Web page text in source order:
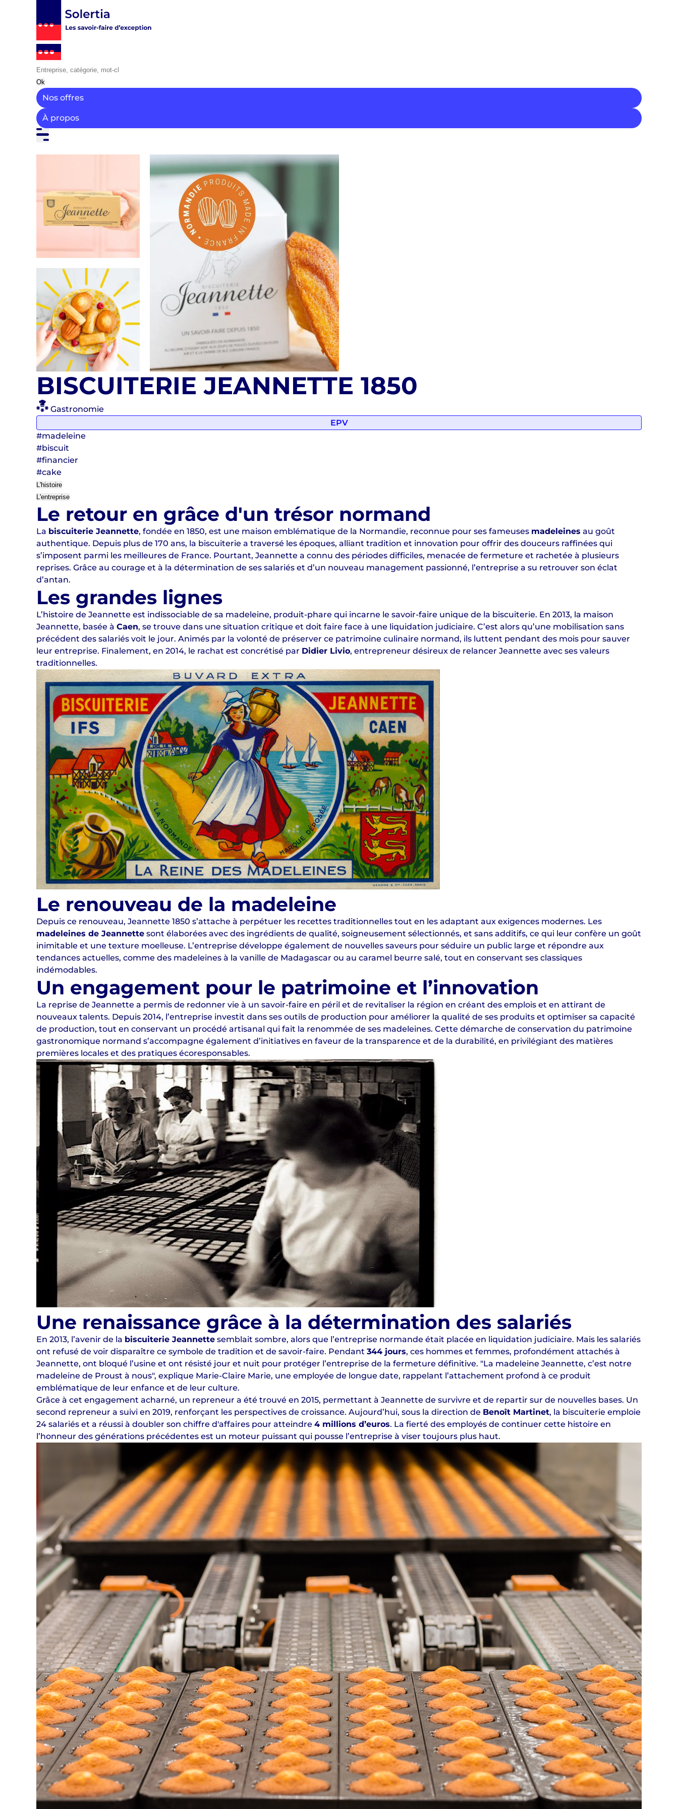
Ok
Nos offres
À propos
BISCUITERIE JEANNETTE 1850
Gastronomie
EPV
#madeleine
#biscuit
#financier
#cake
L'histoire
L'entreprise
Le retour en grâce d'un trésor normand
La biscuiterie Jeannette, fondée en 1850, est une maison emblématique de la Normandie, reconnue pour ses fameuses madeleines au goût
authentique. Depuis plus de 170 ans, la biscuiterie a traversé les époques, alliant tradition et innovation pour offrir des douceurs raffinées qui
s’imposent parmi les meilleures de France. Pourtant, Jeannette a connu des périodes difficiles, menacée de fermeture et rachetée à plusieurs
reprises. Grâce au courage et à la détermination de ses salariés et d’un nouveau management passionné, l’entreprise a su retrouver son éclat
d’antan.
Les grandes lignes
L’histoire de Jeannette est indissociable de sa madeleine, produit-phare qui incarne le savoir-faire unique de la biscuiterie. En 2013, la maison
Jeannette, basée à Caen, se trouve dans une situation critique et doit faire face à une liquidation judiciaire. C’est alors qu’une mobilisation sans
précédent des salariés voit le jour. Animés par la volonté de préserver ce patrimoine culinaire normand, ils luttent pendant des mois pour sauver
leur entreprise. Finalement, en 2014, le rachat est concrétisé par Didier Livio, entrepreneur désireux de relancer Jeannette avec ses valeurs
traditionnelles.
Le renouveau de la madeleine
Depuis ce renouveau, Jeannette 1850 s’attache à perpétuer les recettes traditionnelles tout en les adaptant aux exigences modernes. Les
madeleines de Jeannette sont élaborées avec des ingrédients de qualité, soigneusement sélectionnés, et sans additifs, ce qui leur confère un goût
inimitable et une texture moelleuse. L’entreprise développe également de nouvelles saveurs pour séduire un public large et répondre aux
tendances actuelles, comme des madeleines à la vanille de Madagascar ou au caramel beurre salé, tout en conservant ses classiques
indémodables.
Un engagement pour le patrimoine et l’innovation
La reprise de Jeannette a permis de redonner vie à un savoir-faire en péril et de revitaliser la région en créant des emplois et en attirant de
nouveaux talents. Depuis 2014, l’entreprise investit dans ses outils de production pour améliorer la qualité de ses produits et optimiser sa capacité
de production, tout en conservant un procédé artisanal qui fait la renommée de ses madeleines. Cette démarche de conservation du patrimoine
gastronomique normand s’accompagne également d’initiatives en faveur de la transparence et de la durabilité, en privilégiant des matières
premières locales et des pratiques écoresponsables.
Une renaissance grâce à la détermination des salariés
En 2013, l’avenir de la biscuiterie Jeannette semblait sombre, alors que l’entreprise normande était placée en liquidation judiciaire. Mais les salariés
ont refusé de voir disparaître ce symbole de tradition et de savoir-faire. Pendant 344 jours, ces hommes et femmes, profondément attachés à
Jeannette, ont bloqué l’usine et ont résisté jour et nuit pour protéger l’entreprise de la fermeture définitive. "La madeleine Jeannette, c’est notre
madeleine de Proust à nous", explique Marie-Claire Marie, une employée de longue date, rappelant l’attachement profond à ce produit
emblématique de leur enfance et de leur culture.
Grâce à cet engagement acharné, un repreneur a été trouvé en 2015, permettant à Jeannette de survivre et de repartir sur de nouvelles bases. Un
second repreneur a suivi en 2019, renforçant les perspectives de croissance. Aujourd’hui, sous la direction de Benoît Martinet, la biscuiterie emploie
24 salariés et a réussi à doubler son chiffre d'affaires pour atteindre 4 millions d’euros. La fierté des employés de continuer cette histoire en
l’honneur des générations précédentes est un moteur puissant qui pousse l’entreprise à viser toujours plus haut.